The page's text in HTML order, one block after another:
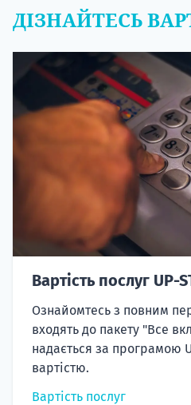
ДІЗНАЙТЕСЬ
Вартість послуг UP-
Ознайомтесь з повним
входять до пакету "Все
надається за програмою
вартістю.
Вартість послуг